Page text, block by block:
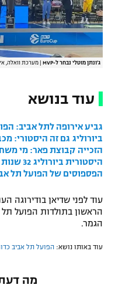
המגזין
ג'ונתן מוטלי נבחר ל-MVP מערכת וואלה,
עוד בנושא
גביע אירופה לתל אביב:
ביורוליג גם זה היסטורי:
הזכייה קבוצת פאר: מי
היסטורית ביורוליג
32
הפספוסים של הפועל תל
עוד לפני שדיאן בודירוגה
הראשון בתולדות הפועל תל
הגמר.
עוד באותו נושא: הפועל תל אביב
מה